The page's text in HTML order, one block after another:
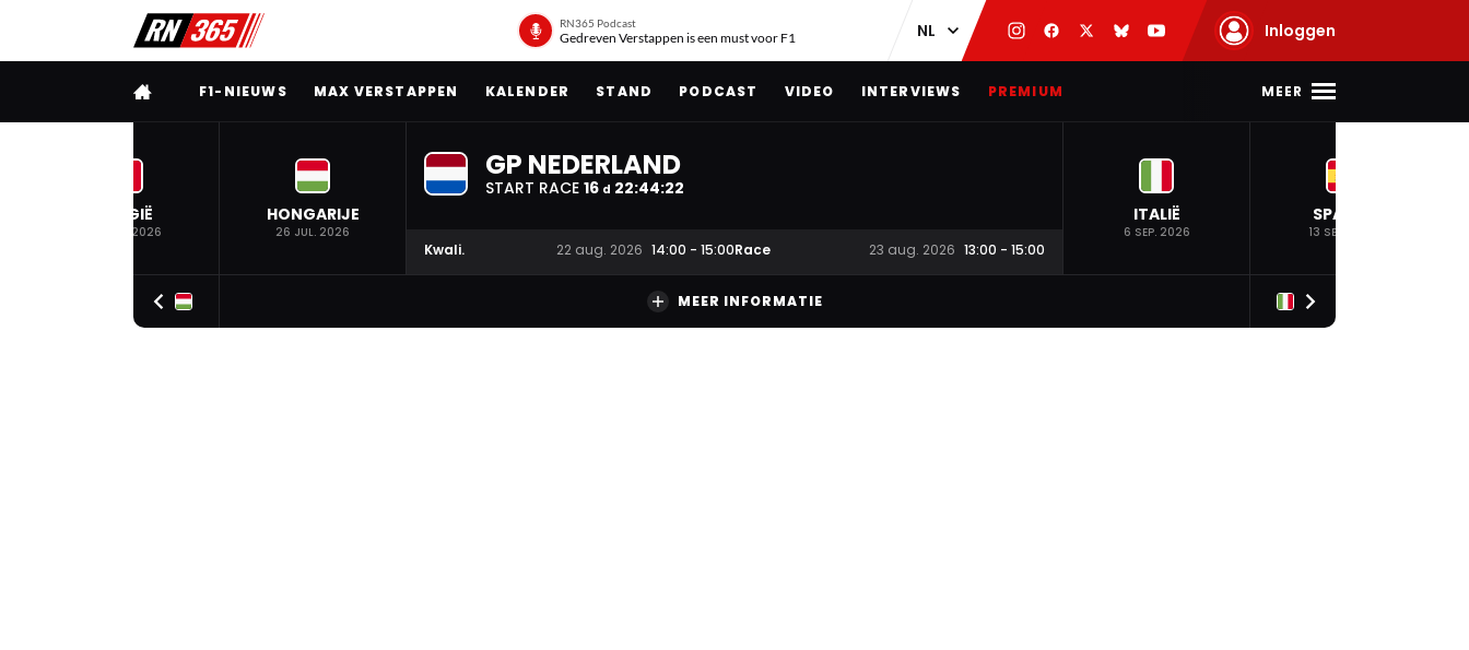
RN365 Podcast
Gedreven Verstappen is een must voor F1 Inloggen
VOLLEDIG MENU
F1-NIEUWS MAX VERSTAPPEN KALENDER STAND PODCAST VIDEO INTERVIEWS PREMIUM MEER
BELGIË
19 JUL. 2026
HONGARIJE
26 JUL. 2026
GP NEDERLAND
START RACE 16 d 22:44:22
Kwali. 22 aug. 2026 14:00 - 15:00Race 23 aug. 2026 13:00 - 15:00
ITALIË
6 SEP. 2026
SPANJE
13 SEP. 2026
MEER INFORMATIE